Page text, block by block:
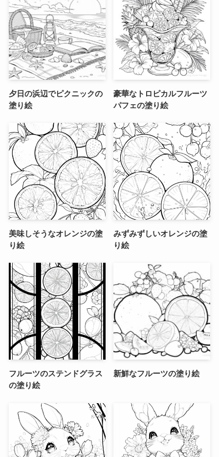
夕日の浜辺でピクニックの
塗り絵
豪華なトロピカルフルーツ
パフェの塗り絵
美味しそうなオレンジの塗
り絵
みずみずしいオレンジの塗
り絵
フルーツのステンドグラス
の塗り絵
新鮮なフルーツの塗り絵